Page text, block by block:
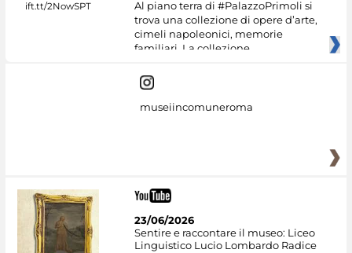
Al piano terra di #PalazzoPrimoli si
trova una collezione di opere d’arte,
cimeli napoleonici, memorie
familiari. La collezione
museiincomuneroma
23/06/2026
Sentire e raccontare il museo: Liceo
Linguistico Lucio Lombardo Radice